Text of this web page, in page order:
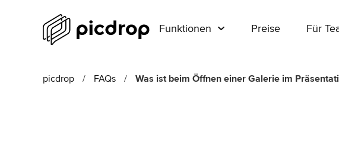
Funktionen Preise Für
picdrop / FAQs / Was ist beim Öffnen einer Galerie im